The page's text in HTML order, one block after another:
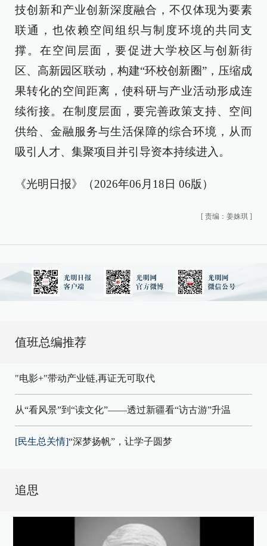
技创新和产业创新深度融合，不仅体现为要素
联通，也依赖空间组织与制度环境的共同支
撑。在空间层面，要促进大学校区与创新街
区、高新园区联动，构建“环校创新圈”，压缩成
果转化的空间距离，使科研与产业活动形成连
续衔接。在制度层面，要完善政策支持、空间
供给、金融服务与生活保障的综合环境，从而
吸引人才、集聚项目并引导资本持续进入。
《光明日报》（2026年06月18日 06版）
[ 责编：姜姝琪 ]
值班总编推荐
"电影+"带动产业链,再证无可取代
从“看风景”到“读文化”——透过新疆看“访古游”升温
[民生总关情]“深梦扬帆”，让学子圆梦
追思